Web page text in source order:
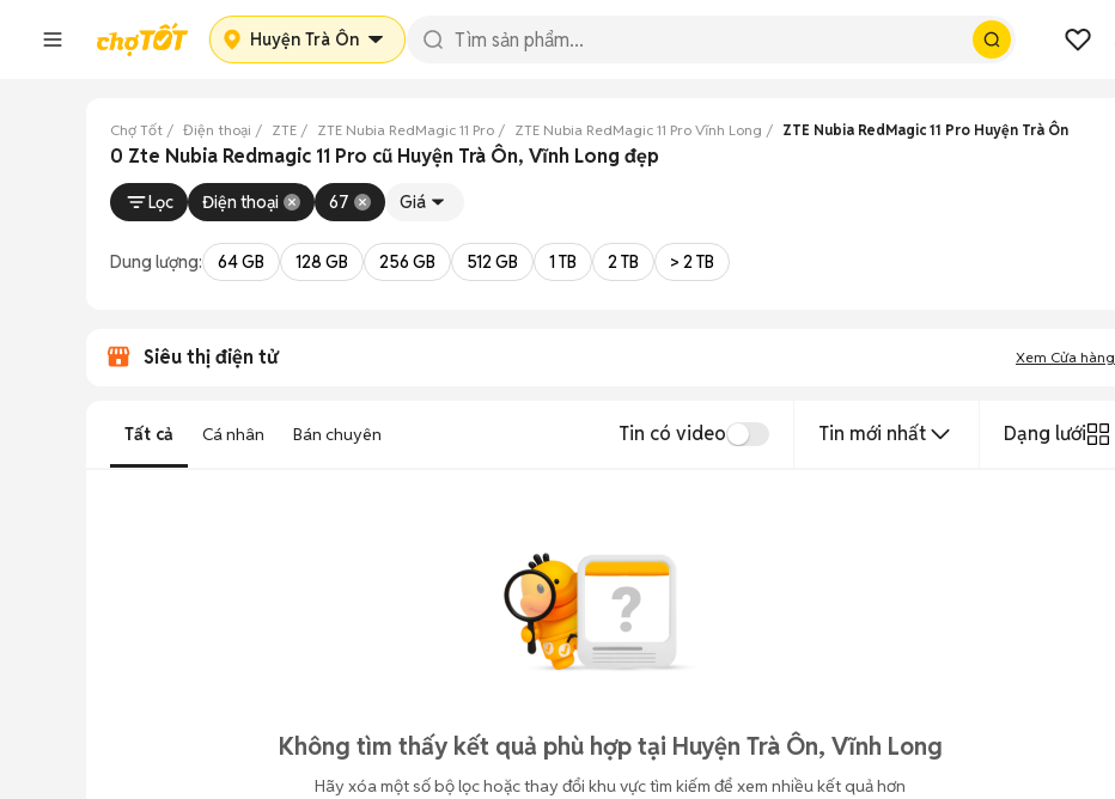
Huyện Trà Ôn
Chợ Tốt Điện thoại ZTE ZTE Nubia RedMagic 11 Pro ZTE Nubia RedMagic 11 Pro Vĩnh Long ZTE Nubia RedMagic 11 Pro Huyện Trà Ôn
0 Zte Nubia Redmagic 11 Pro cũ Huyện Trà Ôn, Vĩnh Long đẹp
Lọc Điện thoại 67 Giá
Dung lượng: 64 GB 128 GB 256 GB 512 GB 1 TB 2 TB > 2 TB
Siêu thị điện tử Xem Cửa hàng
Tất cả Cá nhân Bán chuyên Tin có video Tin mới nhất Dạng lưới
Không tìm thấy kết quả phù hợp tại Huyện Trà Ôn, Vĩnh Long
Hãy xóa một số bộ lọc hoặc thay đổi khu vực tìm kiếm để xem nhiều kết quả hơn